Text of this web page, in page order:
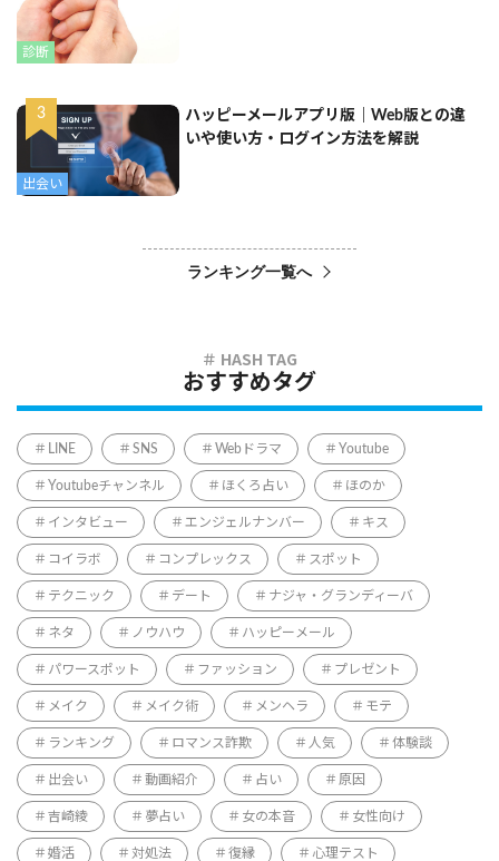
診断
出会い
ハッピーメールアプリ版｜Web版との違
いや使い方・ログイン方法を解説
ランキング一覧へ
おすすめタグ
LINE SNS Webドラマ Youtube
Youtubeチャンネル ほくろ占い ほのか
インタビュー エンジェルナンバー キス
コイラボ コンプレックス スポット
テクニック デート ナジャ・グランディーバ
ネタ ノウハウ ハッピーメール
パワースポット ファッション プレゼント
メイク メイク術 メンヘラ モテ
ランキング ロマンス詐欺 人気 体験談
出会い 動画紹介 占い 原因
吉崎綾 夢占い 女の本音 女性向け
婚活 対処法 復縁 心理テスト